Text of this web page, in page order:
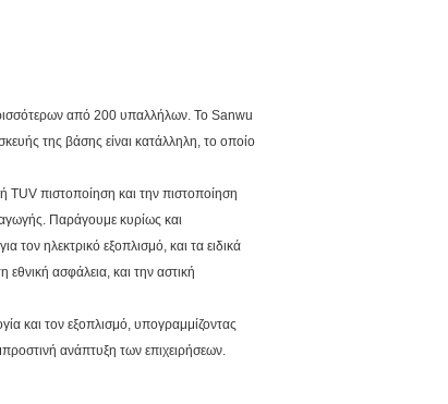
από 200 υπαλλήλων. Το Sanwu
της βάσης είναι κατάλληλη, το οποίο
TUV πιστοποίηση και την πιστοποίηση
Παράγουμε κυρίως και
τον ηλεκτρικό εξοπλισμό, και τα ειδικά
ασφάλεια, και την αστική
και τον εξοπλισμό, υπογραμμίζοντας
ανάπτυξη των επιχειρήσεων.